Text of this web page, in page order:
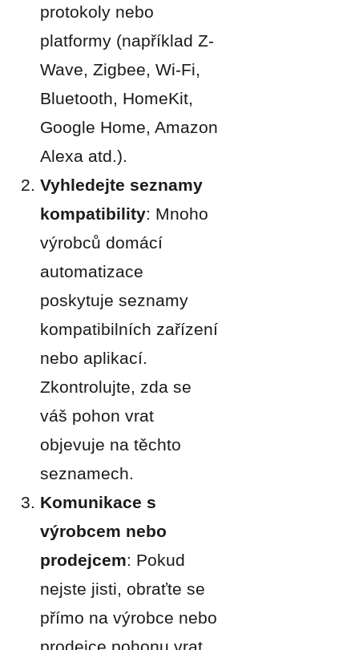
protokoly nebo
platformy (například Z-
Wave, Zigbee, Wi-Fi,
Bluetooth, HomeKit,
Google Home, Amazon
Alexa atd.).
Vyhledejte seznamy
kompatibility: Mnoho
výrobců domácí
automatizace
poskytuje seznamy
kompatibilních zařízení
nebo aplikací.
Zkontrolujte, zda se
váš pohon vrat
objevuje na těchto
seznamech.
Komunikace s
výrobcem nebo
prodejcem: Pokud
nejste jisti, obraťte se
přímo na výrobce nebo